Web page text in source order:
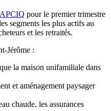
pour le premier trimestre
segments les plus actifs au
et les retraités.
Jérôme :
la maison unifamiliale dans
et aménagement paysager
chaude, les assurances